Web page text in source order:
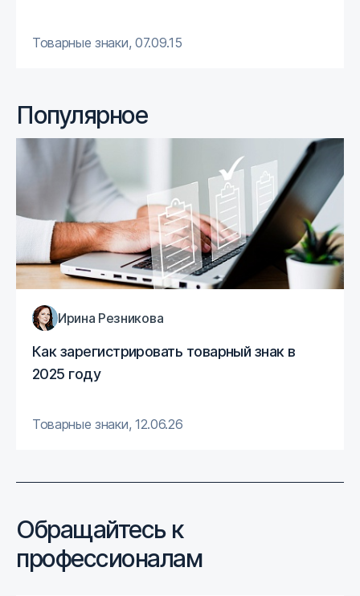
Товарные знаки, 07.09.15
Популярное
Как зарегистрировать товарный знак в
2025 году
Ирина Резникова
Товарные знаки, 12.06.26
Обращайтесь к
профессионалам